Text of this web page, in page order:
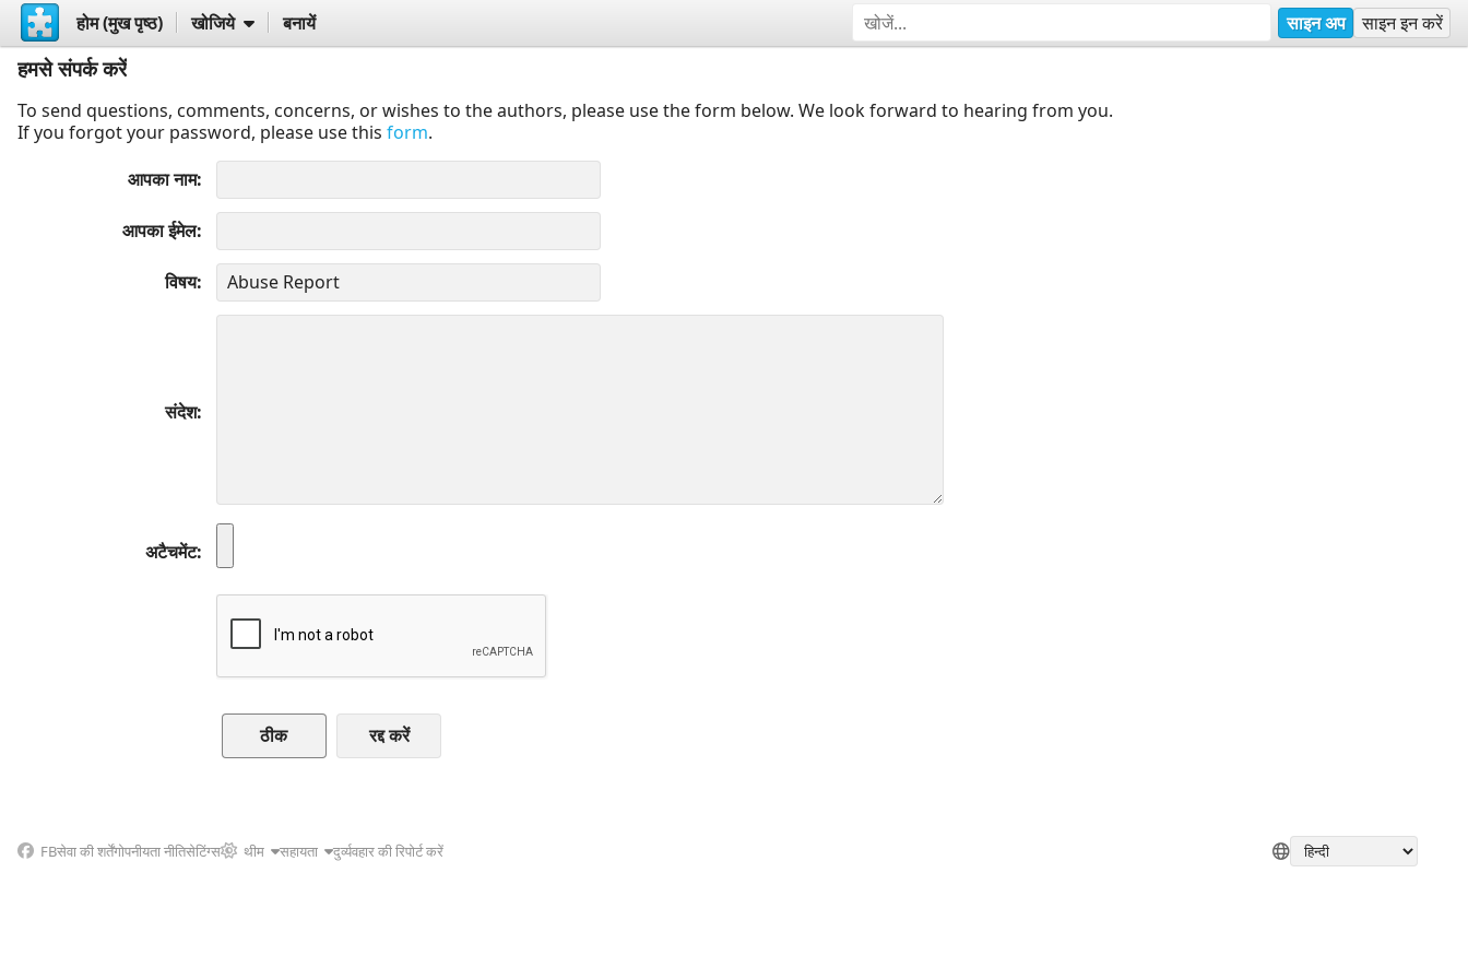
होम (मुख पृष्ठ) खोजिये बनायें साइन अप साइन इन करें
हमसे संपर्क करें
To send questions, comments, concerns, or wishes to the authors, please use the form below. We look forward to hearing from you.
If you forgot your password, please use this form.
आपका नाम
आपका ईमेल
विषय
संदेश
अटैचमेंट
रद्द करें
FBसेवा की शर्तेंगोपनीयता नीतिसेटिंग्स थीम सहायता दुर्व्यवहार की रिपोर्ट करें